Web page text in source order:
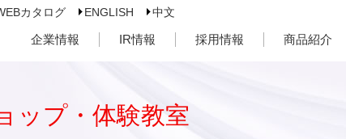
カタログ ENGLISH 中文
企業情報 IR情報 採用情報 商品紹介
ップ・体験教室